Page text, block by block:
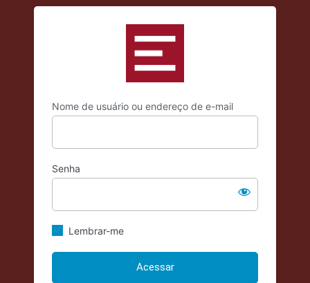
Acessar
Nome de usuário ou endereço de e-mail
Senha
Lembrar-me